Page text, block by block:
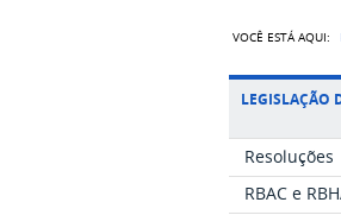
VOCÊ ESTÁ AQUI:
LEGISLAÇÃO
Resoluções
RBAC e